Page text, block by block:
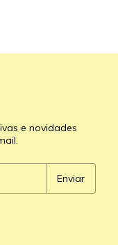
e novidades